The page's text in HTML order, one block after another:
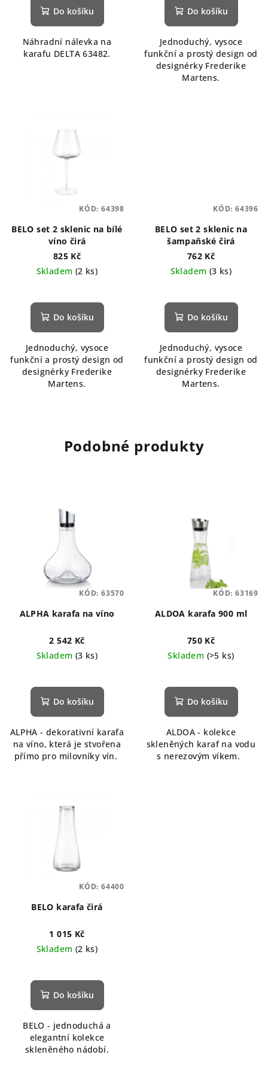
produktu
z
5
Do košíku
Náhradní nálevka na
karafu DELTA 63482.
Do košíku
Jednoduchý, vysoce
funkční a prostý design od
designérky Frederike
Martens.
BELO set 2 sklenic na bílé
víno čirá
825 Kč
Skladem (2 ks)
Do košíku
Jednoduchý, vysoce
funkční a prostý design od
designérky Frederike
Martens.
KÓD: 64398
BELO set 2 sklenic na
šampaňské čirá
762 Kč
Skladem (3 ks)
Do košíku
Jednoduchý, vysoce
funkční a prostý design od
designérky Frederike
Martens.
KÓD: 64396
Podobné produkty
ALPHA karafa na víno
2 542 Kč
Skladem (3 ks)
Do košíku
ALPHA - dekorativní karafa
na víno, která je stvořena
přímo pro milovníky vín.
KÓD: 63570
ALDOA karafa 900 ml
750 Kč
Skladem (>5 ks)
Do košíku
ALDOA - kolekce
skleněných karaf na vodu
s nerezovým víkem.
KÓD: 63169
BELO karafa čirá
1 015 Kč
Skladem (2 ks)
Do košíku
BELO - jednoduchá a
elegantní kolekce
skleněného nádobí.
KÓD: 64400